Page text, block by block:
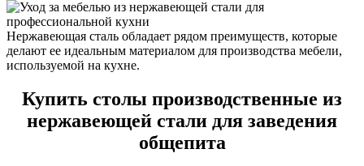
Нержавеющая сталь обладает рядом преимуществ, которые
делают ее идеальным материалом для производства мебели,
используемой на кухне.
Купить столы производственные из
нержавеющей стали для заведения
общепита